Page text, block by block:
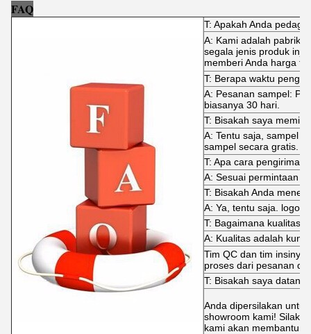
FAQ
T: Apakah Anda
A: Kami adalah pabrik
segala jenis produk
memberi Anda harga
T: Berapa waktu
A: Pesanan sampel:
biasanya 30 hari.
T: Bisakah saya
A: Tentu saja, sampel
sampel secara gratis.
T: Apa cara
A: Sesuai permintaan
T: Bisakah Anda
A: Ya, tentu saja. logo
T: Bagaimana kualitas
A: Kualitas adalah
Tim QC dan tim
proses dari pesanan
T: Bisakah saya datang
Anda dipersilakan
showroom kami!
kami akan membantu